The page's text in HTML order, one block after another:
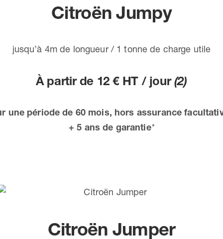
Citroën Jumpy
jusqu’à 4m de longueur / 1 tonne de charge utile
À partir de 12 € HT / jour(2)
une période de 60 mois, hors assurance
+ 5 ans de garantie*
Citroën Jumper